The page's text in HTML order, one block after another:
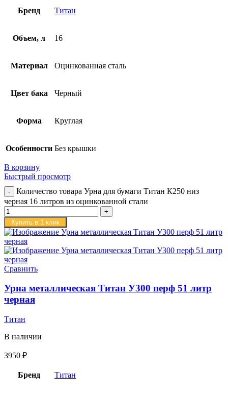
Бренд Титан
Объем, л 16
Материал Оцинкованная сталь
Цвет бака Черный
Форма Круглая
Особенности Без крышки
В корзину
Быстрый просмотр
Количество товара Урна для бумаги Титан К250 низ
черная 16 литров из оцинкованной стали
Купить в 1 клик
Сравнить
Урна металлическая Титан У300 перф 51 литр
черная
Титан
В наличии
3950 ₽
Бренд Титан